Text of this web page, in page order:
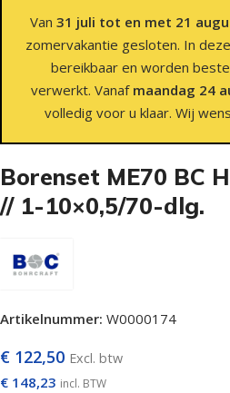
Van 31 juli tot en met 21
zomervakantie gesloten. In
bereikbaar en worden
verwerkt. Vanaf maandag 24
volledig voor u klaar. Wij
Borenset ME70 BC
// 1-10×0,5/70-dlg.
Artikelnummer: W0000174
€ 122,50 Excl. btw
€ 148,23 incl. BTW